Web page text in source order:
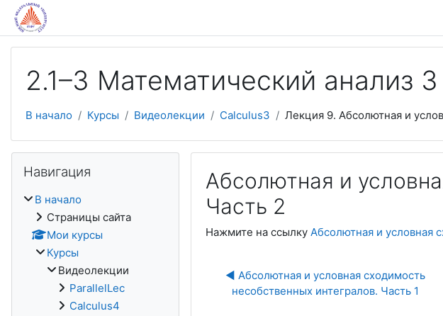
Перейти к основному содержанию
2.1–3 Математический анализ 3
В начало Курсы Видеолекции Calculus3 Лекция 9. Абсолютная и
Абсолютная и
Часть 2
Нажмите на ссылку Абсолютная и условная
◀︎ Абсолютная и условная сходимость
несобственных интегралов. Часть 1
Навигация
В начало
Страницы сайта
Мои курсы
Курсы
Видеолекции
ParallelLec
Calculus4